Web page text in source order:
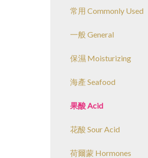
常用 Commonly Used
一般 General
保濕 Moisturizing
海產 Seafood
果酸 Acid
花酸 Sour Acid
荷爾蒙 Hormones